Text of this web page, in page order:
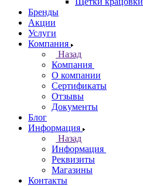
Бренды
Акции
Услуги
Компания
Назад
Компания
О компании
Сертификаты
Отзывы
Документы
Блог
Информация
Назад
Информация
Реквизиты
Магазины
Контакты